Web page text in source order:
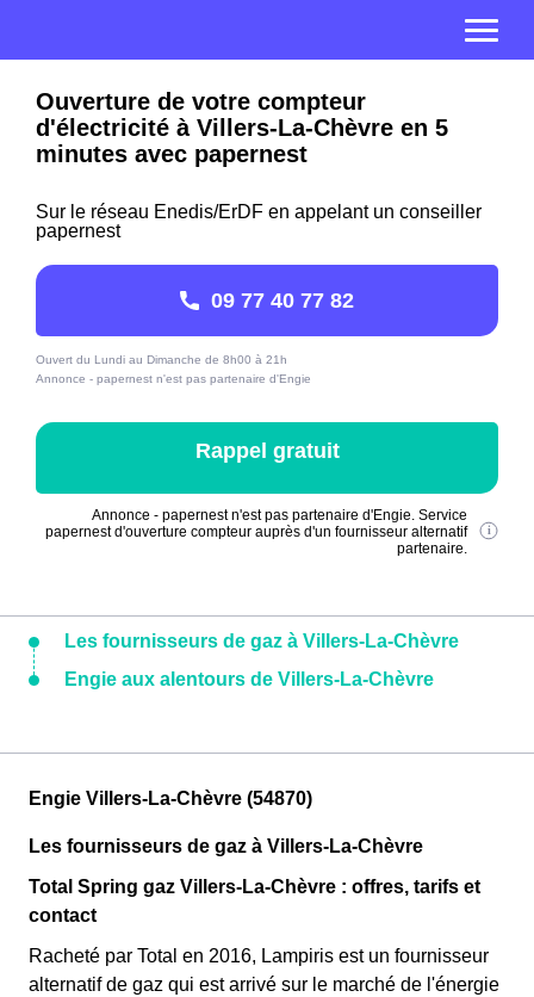
Ouverture de votre compteur
d'électricité à Villers-La-Chèvre en 5
minutes avec papernest
Sur le réseau Enedis/ErDF en appelant un conseiller
papernest
09 77 40 77 82
Ouvert du Lundi au Dimanche de 8h00 à 21h
Annonce - papernest n'est pas partenaire d'Engie
Rappel gratuit
Annonce - papernest n'est pas partenaire d'Engie. Service
papernest d'ouverture compteur auprès d'un fournisseur alternatif
partenaire.
Les fournisseurs de gaz à Villers-La-Chèvre
Engie aux alentours de Villers-La-Chèvre
Engie Villers-La-Chèvre (54870)
Les fournisseurs de gaz à Villers-La-Chèvre
Total Spring gaz Villers-La-Chèvre : offres, tarifs et
contact
Racheté par Total en 2016, Lampiris est un fournisseur
alternatif de gaz qui est arrivé sur le marché de l'énergie